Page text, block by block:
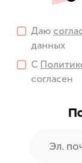
Даю
данных
С
согласен